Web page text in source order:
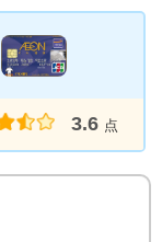
3.6 点